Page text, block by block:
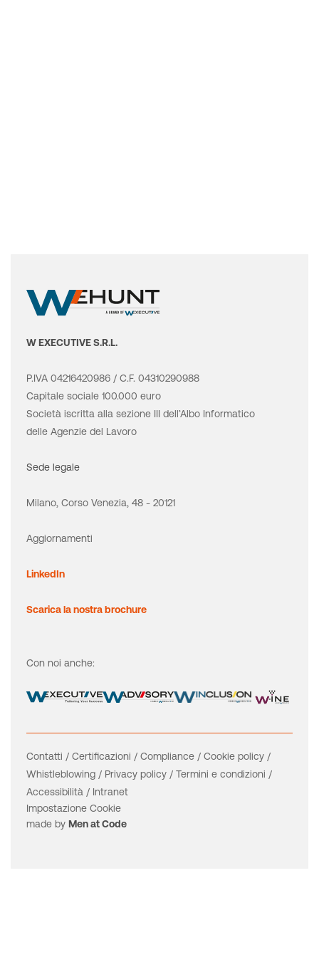
W EXECUTIVE S.R.L.
P.IVA 04216420986 / C.F. 04310290988
Capitale sociale 100.000 euro
Società iscritta alla sezione III dell’Albo Informatico
delle Agenzie del Lavoro
Sede legale
Milano, Corso Venezia, 48 - 20121
Aggiornamenti
LinkedIn
Scarica la nostra brochure
Con noi anche:
Contatti /Certificazioni /Compliance /Cookie policy /
Whistleblowing / Privacy policy /Termini e condizioni /
Accessibilità / Intranet
Impostazione Cookie
made byMen at Code